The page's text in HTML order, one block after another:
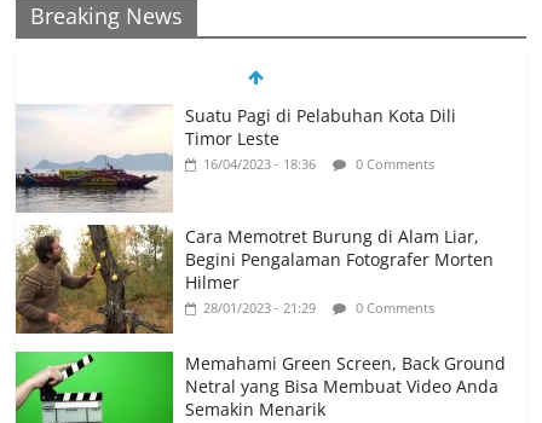
Breaking News
Suatu Pagi di Pelabuhan Kota Dili
Timor Leste
16/04/2023 - 18:36 0 Comments
Cara Memotret Burung di Alam Liar,
Begini Pengalaman Fotografer Morten
Hilmer
28/01/2023 - 21:29 0 Comments
Memahami Green Screen, Back Ground
Netral yang Bisa Membuat Video Anda
Semakin Menarik